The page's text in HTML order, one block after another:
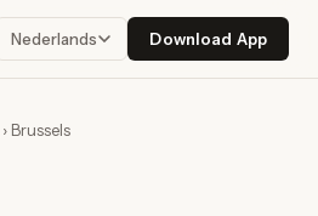
Nederlands Download App
› Brussels